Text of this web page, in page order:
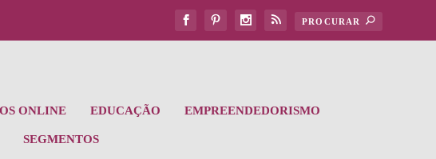
ONLINE EDUCAÇÃO EMPREENDEDORISMO
SEGMENTOS